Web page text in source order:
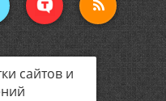
сайтов и